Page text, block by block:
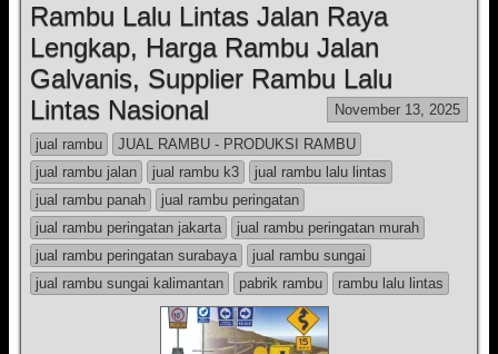
Rambu Lalu Lintas Jalan Raya
Lengkap, Harga Rambu Jalan
Galvanis, Supplier Rambu Lalu
Lintas Nasional
November 13, 2025
jual rambu
JUAL RAMBU - PRODUKSI RAMBU
jual rambu jalan
jual rambu k3
jual rambu lalu lintas
jual rambu panah
jual rambu peringatan
jual rambu peringatan jakarta
jual rambu peringatan murah
jual rambu peringatan surabaya
jual rambu sungai
jual rambu sungai kalimantan
pabrik rambu rambu lalu lintas